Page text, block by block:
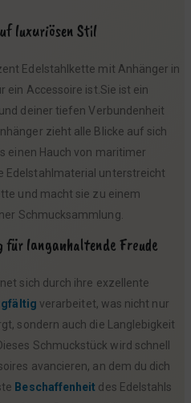
luxuriösen Stil
Edelstahlkette mit Anhänger in
ein Accessoire ist.Sie ist ein
deiner tiefen Verbundenheit
zieht alle Blicke auf sich
einen Hauch von maritimer
Edelstahlmaterial unterstreicht
und macht sie zu einem
Schmucksammlung.
langanhaltende Freude
sich durch ihre exzellente
verarbeitet, was nicht nur
sondern auch die Langlebigkeit
Schmuckstück wird schnell
avancieren, an dem du dich
Beschaffenheit des Edelstahls